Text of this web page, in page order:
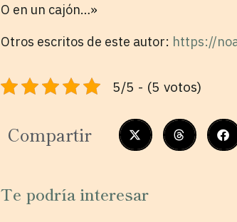
O en un cajón…»
Otros escritos de este autor: https://
5/5 - (5 votos)
Compartir
Te podría interesar